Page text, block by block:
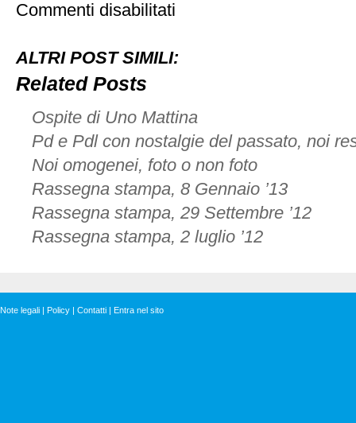
Commenti disabilitati
ALTRI POST SIMILI:
Related Posts
Ospite di Uno Mattina
Pd e Pdl con nostalgie del passato, noi
Noi omogenei, foto o non foto
Rassegna stampa, 8 Gennaio ’13
Rassegna stampa, 29 Settembre ’12
Rassegna stampa, 2 luglio ’12
Note legali | Policy | Contatti | Entra nel sito